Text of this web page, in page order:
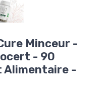
Minceur -
- 90
Alimentaire -